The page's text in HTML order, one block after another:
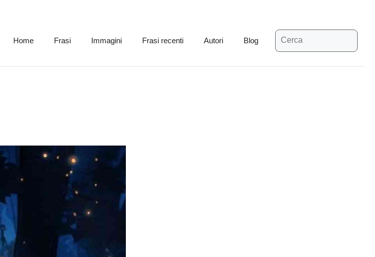
Home Frasi Immagini Frasi recenti Autori Blog
Ricerca
per: